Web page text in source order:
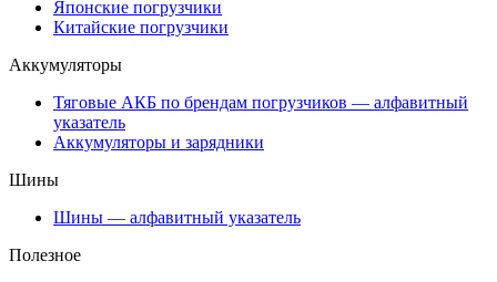
Японские погрузчики
Китайские погрузчики
Аккумуляторы
Тяговые АКБ по брендам погрузчиков — алфавитный
указатель
Аккумуляторы и зарядники
Шины
Шины — алфавитный указатель
Полезное